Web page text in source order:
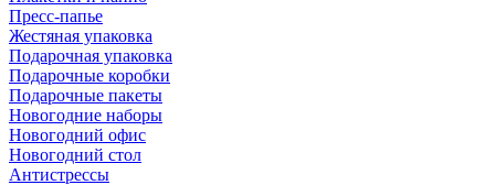
Пресс-папье
Жестяная упаковка
Подарочная упаковка
Подарочные коробки
Подарочные пакеты
Новогодние наборы
Новогодний офис
Новогодний стол
Антистрессы